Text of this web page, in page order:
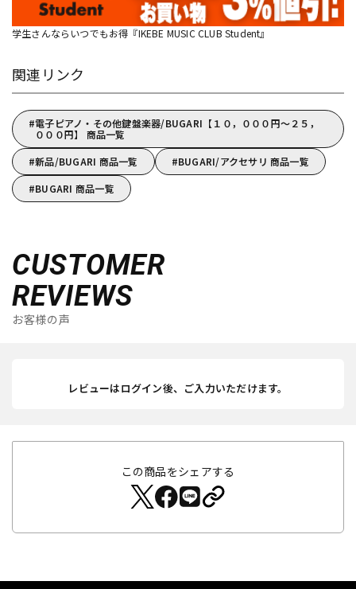
学生さんならいつでもお得『IKEBE MUSIC CLUB Student』
関連リンク
電子ピアノ・その他鍵盤楽器/BUGARI【１０，０００円～２５，
０００円】 商品一覧
新品/BUGARI 商品一覧
BUGARI/アクセサリ 商品一覧
BUGARI 商品一覧
CUSTOMER
REVIEWS
お客様の声
レビューはログイン後、ご入力いただけます。
この商品をシェアする